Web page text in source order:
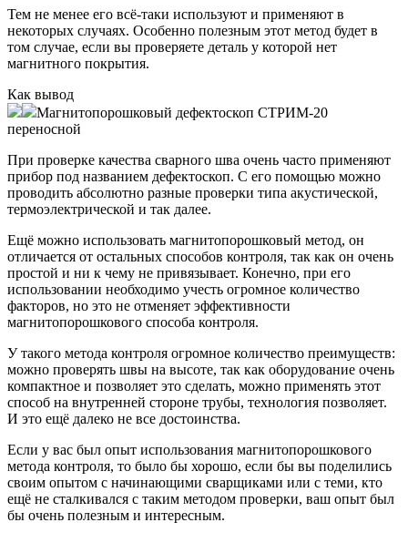
Тем не менее его всё-таки используют и применяют в
некоторых случаях. Особенно полезным этот метод будет в
том случае, если вы проверяете деталь у которой нет
магнитного покрытия.
Как вывод
Магнитопорошковый дефектоскоп СТРИМ-20
переносной
При проверке качества сварного шва очень часто применяют
прибор под названием дефектоскоп. С его помощью можно
проводить абсолютно разные проверки типа акустической,
термоэлектрической и так далее.
Ещё можно использовать магнитопорошковый метод, он
отличается от остальных способов контроля, так как он очень
простой и ни к чему не привязывает. Конечно, при его
использовании необходимо учесть огромное количество
факторов, но это не отменяет эффективности
магнитопорошкового способа контроля.
У такого метода контроля огромное количество преимуществ:
можно проверять швы на высоте, так как оборудование очень
компактное и позволяет это сделать, можно применять этот
способ на внутренней стороне трубы, технология позволяет.
И это ещё далеко не все достоинства.
Если у вас был опыт использования магнитопорошкового
метода контроля, то было бы хорошо, если бы вы поделились
своим опытом с начинающими сварщиками или с теми, кто
ещё не сталкивался с таким методом проверки, ваш опыт был
бы очень полезным и интересным.